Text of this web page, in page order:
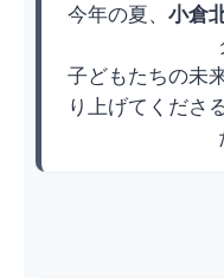
今年の夏、 小倉
子どもたちの未
り上げてくださ